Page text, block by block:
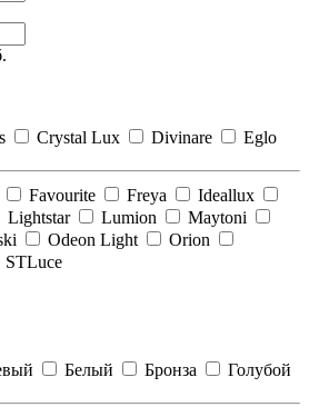
Crystal Lux Divinare
Eglo
Favourite Freya
Ideallux
Lightstar Lumion
Maytoni
Odeon Light
Orion
STLuce
Белый Бронза
Голубой